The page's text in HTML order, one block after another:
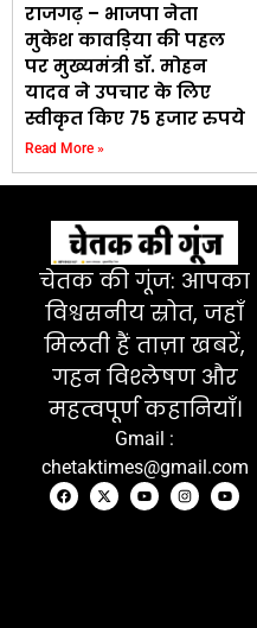
राजगढ़ – भाजपा नेता
मुकेश कावड़िया की पहल
पर मुख्यमंत्री डॉ. मोहन
यादव ने उपचार के लिए
स्वीकृत किए 75 हजार रुपये
Read More »
चेतक की गूंज: आपका
विश्वसनीय स्रोत, जहाँ
मिलती हैं ताज़ा खबरें,
गहन विश्लेषण और
महत्वपूर्ण कहानियाँ।
Gmail :
chetaktimes@gmail.com